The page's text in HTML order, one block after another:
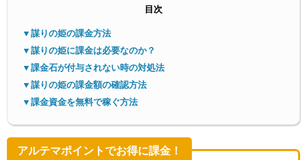
目次
▼謀りの姫の課金方法
▼謀りの姫に課金は必要なのか？
▼課金石が付与されない時の対処法
▼謀りの姫の課金額の確認方法
▼課金資金を無料で稼ぐ方法
アルテマポイントでお得に課金！